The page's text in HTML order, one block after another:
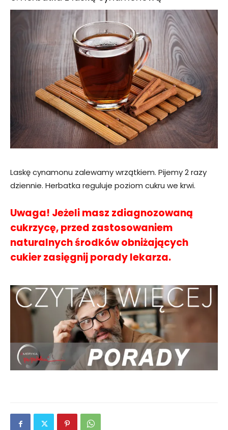
Laskę cynamonu zalewamy wrzątkiem. Pijemy 2 razy
dziennie. Herbatka reguluje poziom cukru we krwi.
Uwaga! Jeżeli masz zdiagnozowaną
cukrzycę, przed zastosowaniem
naturalnych środków obniżających
cukier zasięgnij porady lekarza.